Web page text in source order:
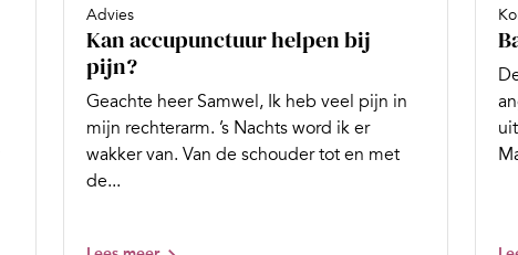
Advies
Kan accupunctuur helpen bij
pijn?
Geachte heer Samwel, Ik heb veel pijn in
mijn rechterarm. ’s Nachts word ik er
wakker van. Van de schouder tot en met
de...